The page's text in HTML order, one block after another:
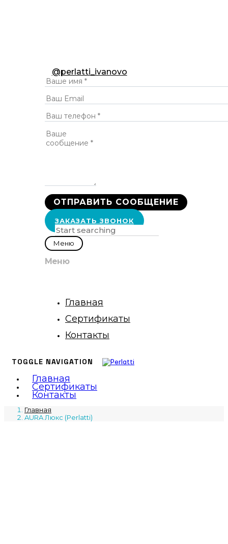
@perlatti_ivanovo
ЗАКАЗАТЬ ЗВОНОК
Меню
Меню
Главная
Сертификаты
Контакты
TOGGLE NAVIGATION
Главная
Сертификаты
Контакты
Главная
AURA Люкс (Perlatti)